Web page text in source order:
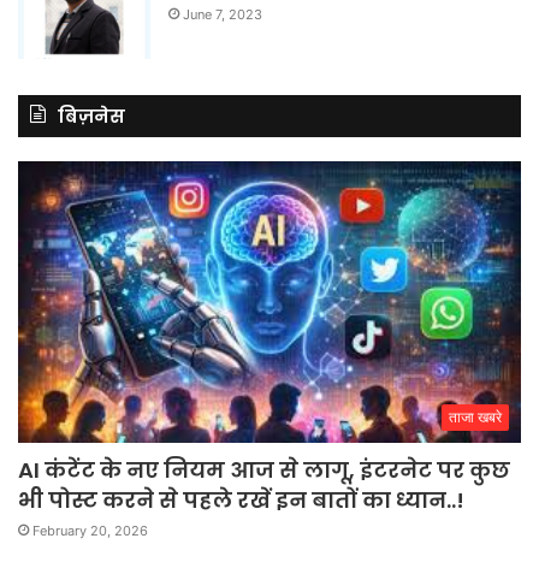
June 7, 2023
बिज़नेस
ताजा खबरे
AI कंटेंट के नए नियम आज से लागू, इंटरनेट पर कुछ
भी पोस्ट करने से पहले रखें इन बातों का ध्यान..!
February 20, 2026